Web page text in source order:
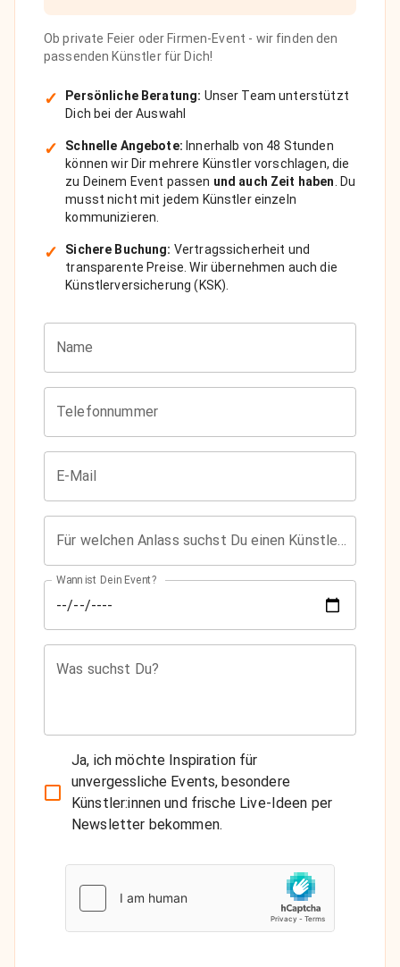
Ob private Feier oder Firmen-Event - wir finden den
passenden Künstler für Dich!
✓ Persönliche Beratung: Unser Team unterstützt
Dich bei der Auswahl
✓ Schnelle Angebote: Innerhalb von 48 Stunden
können wir Dir mehrere Künstler vorschlagen, die
zu Deinem Event passen und auch Zeit haben. Du
musst nicht mit jedem Künstler einzeln
kommunizieren.
✓ Sichere Buchung: Vertragssicherheit und
transparente Preise. Wir übernehmen auch die
Künstlerversicherung (KSK).
Name
Telefonnummer
E-Mail
Für welchen Anlass suchst Du einen Künstler?
Wann ist Dein Event?
Was suchst Du?
Ja, ich möchte Inspiration für
unvergessliche Events, besondere
Künstler:innen und frische Live-Ideen per
Newsletter bekommen.